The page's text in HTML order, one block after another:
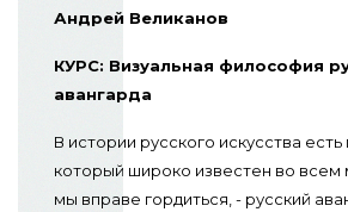
Андрей Великанов
КУРС: Визуальная философия
авангарда
В истории русского искусства есть
который широко известен во
мы вправе гордиться, - русский